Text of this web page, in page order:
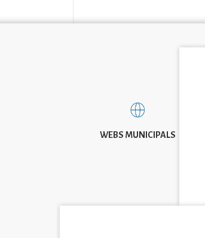
WEBS MUNICIPALS